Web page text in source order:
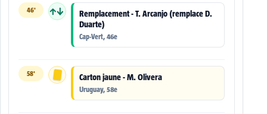
46' ↑↓
Remplacement - T. Arcanjo (remplace D.
Duarte)
Cap-Vert, 46e
58' Carton jaune - M. Olivera
Uruguay, 58e